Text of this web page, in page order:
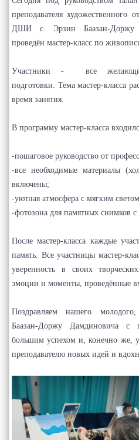
преподавателя
ДШИ с. Эрзин Баазан-Доржу
проведён мастер-класс по
Участники - все
подготовки. Тема мастер-класса
время занятия.
В программу мастер-класса
-пошаговое руководство от
-все необходимые материалы
включены;
-уютная атмосфера с мягким
-фотозона для памятных снимков
После мастер-класса каждые
память. Все участницы мастер-
уверенность в своих
эмоции и моменты, проведённые
Поздравляем нашего молодого,
Баазан-Доржу Дамдиновича с
большим успехом и, конечно же,
преподавателю новых идей и